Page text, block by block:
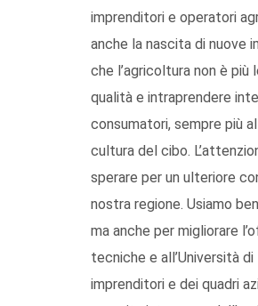
imprenditori e operatori
anche la nascita di nuove
che l’agricoltura non è
qualità e intraprendere
consumatori, sempre più
cultura del cibo.
sperare per un ulteriore
nostra regione. Usiamo
ma anche per migliorare
tecniche e all’Università
imprenditori e dei quadri